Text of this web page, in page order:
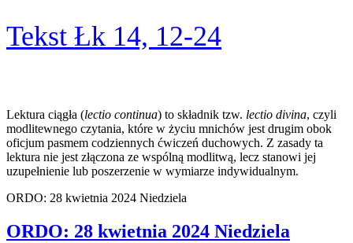
Tekst Łk 14, 12-24
Lektura ciągła (lectio continua) to składnik tzw. lectio divina, czyli
modlitewnego czytania, które w życiu mnichów jest drugim obok
oficjum pasmem codziennych ćwiczeń duchowych. Z zasady ta
lektura nie jest złączona ze wspólną modlitwą, lecz stanowi jej
uzupełnienie lub poszerzenie w wymiarze indywidualnym.
ORDO: 28 kwietnia 2024 Niedziela
ORDO: 28 kwietnia 2024 Niedziela